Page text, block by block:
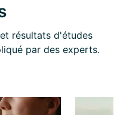
résultats d'études
par des experts.